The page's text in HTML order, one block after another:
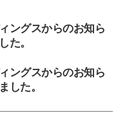
ングスからのお知ら
た。
ングスからのお知ら
した。